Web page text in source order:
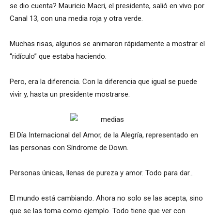
se dio cuenta? Mauricio Macri, el presidente, salió en vivo por
Canal 13, con una media roja y otra verde.
Muchas risas, algunos se animaron rápidamente a mostrar el
“ridículo” que estaba haciendo.
Pero, era la diferencia. Con la diferencia que igual se puede
vivir y, hasta un presidente mostrarse.
El Día Internacional del Amor, de la Alegría, representado en
las personas con Síndrome de Down.
Personas únicas, llenas de pureza y amor. Todo para dar…
El mundo está cambiando. Ahora no solo se las acepta, sino
que se las toma como ejemplo. Todo tiene que ver con